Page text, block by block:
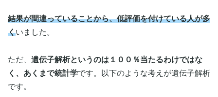
結果が間違っていることから、低評価を付けている人が多
くいました。
ただ、 遺伝子解析というのは１００％当たるわけではな
く、あくまで統計学です。以下のような考えが遺伝子解析
です。